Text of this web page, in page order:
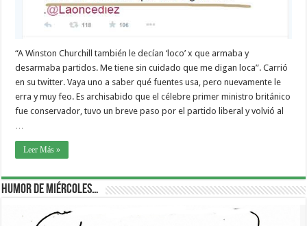
“A Winston Churchill también le decían ‘loco’ x que armaba y
desarmaba partidos. Me tiene sin cuidado que me digan loca”. Carrió
en su twitter. Vaya uno a saber qué fuentes usa, pero nuevamente le
erra y muy feo. Es archisabido que el célebre primer ministro británico
fue conservador, tuvo un breve paso por el partido liberal y volvió al
Leer Más »
Humor de Miércoles…